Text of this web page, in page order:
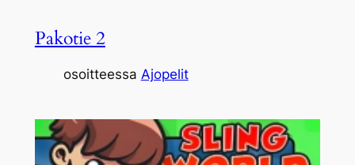
Pakotie 2
osoitteessa Ajopelit